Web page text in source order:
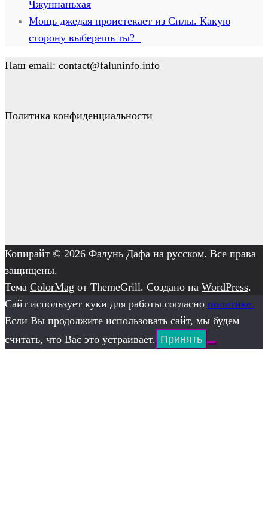
Чжуннаньхая
Мощь джедая проистекает из Силы. Какую
сторону выберешь ты?
Наш email: contact@faluninfo.info
Политика конфиденциальности
Копирайт © 2026 Фалунь Дафа на русском. Все права
защищены.
Тема ColorMag от ThemeGrill. Создано на WordPress.
Сайт использует куки для работы согласно политике.
Если Вы продолжите использовать сайт, мы будем
считать, что Вас это устраивает. Принять